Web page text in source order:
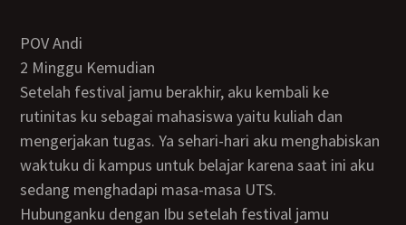
POV Andi
2 Minggu Kemudian
Setelah festival jamu berakhir, aku kembali ke
rutinitas ku sebagai mahasiswa yaitu kuliah dan
mengerjakan tugas. Ya sehari-hari aku menghabiskan
waktuku di kampus untuk belajar karena saat ini aku
sedang menghadapi masa-masa UTS.
Hubunganku dengan Ibu setelah festival jamu